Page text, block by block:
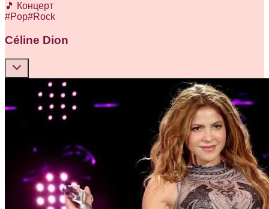
🎵 Концерт
#Pop#Rock
Céline Dion